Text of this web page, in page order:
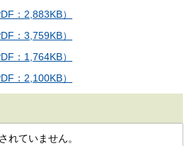
：2,883KB）
：3,759KB）
：1,764KB）
：2,100KB）
れていません。